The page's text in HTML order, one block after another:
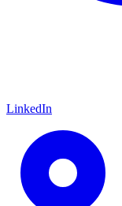
LinkedIn